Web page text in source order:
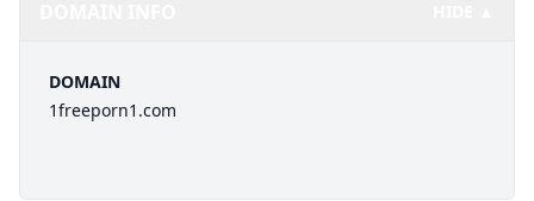
DOMAIN
1freeporn1.com